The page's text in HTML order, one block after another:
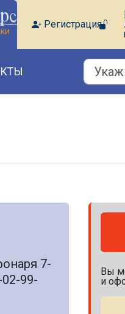
Регистрация
7-
99-
Вы
и